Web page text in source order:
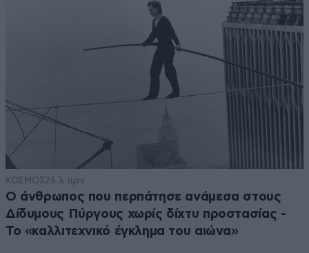
ΚΟΣΜΟΣ26 λ. πριν
Ο άνθρωπος που περπάτησε ανάμεσα στους
Δίδυμους Πύργους χωρίς δίχτυ προστασίας -
Το «καλλιτεχνικό έγκλημα του αιώνα»